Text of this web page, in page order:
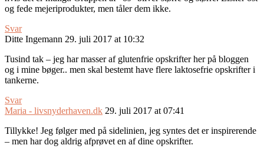
og fede mejeriprodukter, men tåler dem ikke.
Svar
Ditte Ingemann 29. juli 2017 at 10:32
Tusind tak – jeg har masser af glutenfrie opskrifter her på bloggen
og i mine bøger.. men skal bestemt have flere laktosefrie opskrifter i
tankerne.
Svar
Maria - livsnyderhaven.dk 29. juli 2017 at 07:41
Tillykke! Jeg følger med på sidelinien, jeg syntes det er inspirerende
– men har dog aldrig afprøvet en af dine opskrifter.